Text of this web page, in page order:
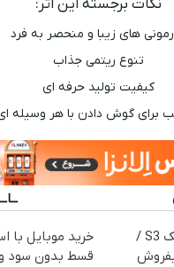
نکات برجسته این اثر:
‌های زیبا و منحصر به فرد
تنوع ریتمی جذاب
کیفیت تولید حرفه ‌ای
برای گوش دادن با هر وسیله
بازار پر از خریدار جک S3 /
قسط بدون سود و